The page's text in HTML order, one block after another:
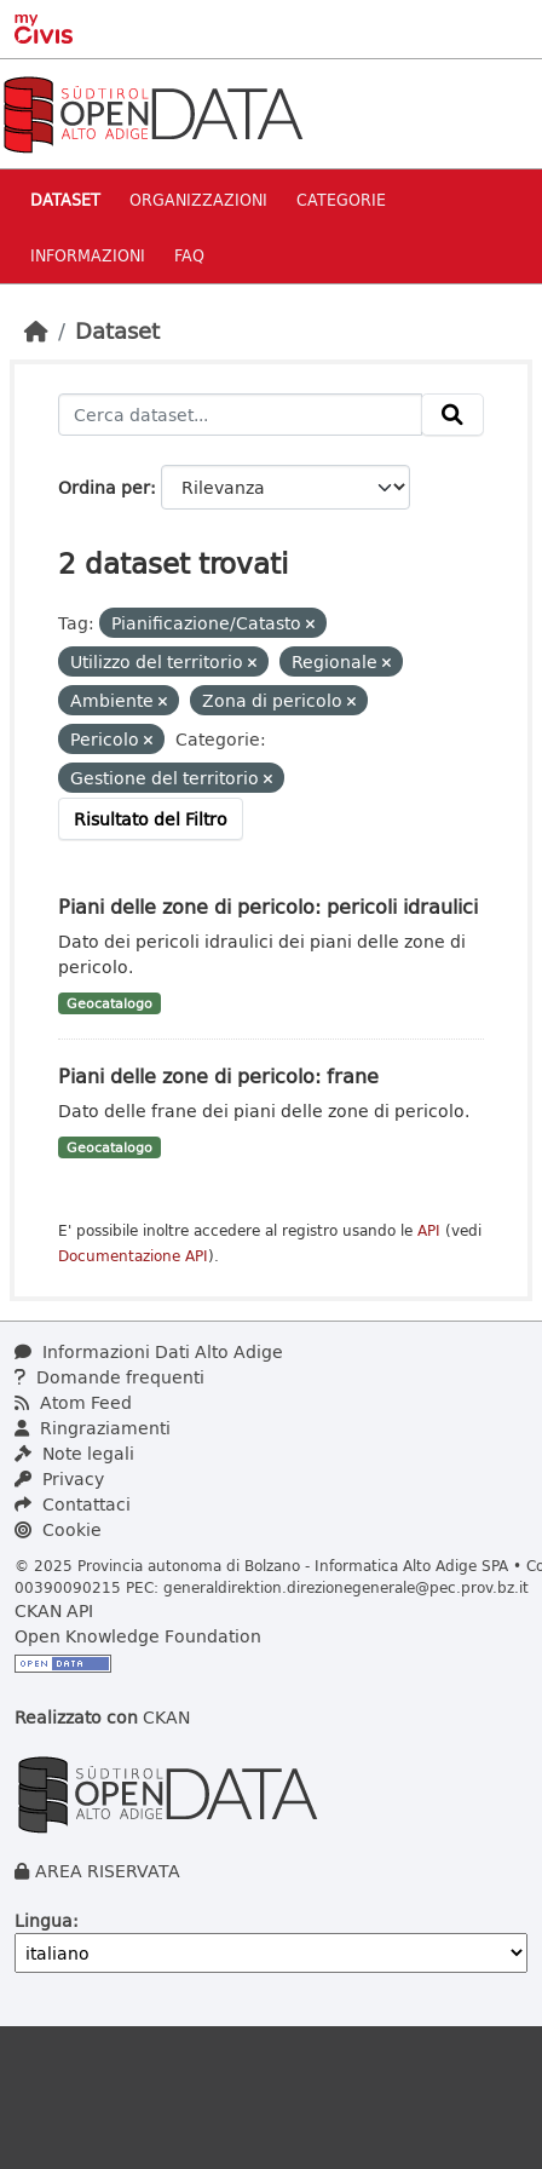
Skip to main content
DATASET ORGANIZZAZIONI CATEGORIE
INFORMAZIONI FAQ
Dataset
Ordina per
2 dataset trovati
Tag:
Pianificazione/Catasto
Utilizzo del territorio
Regionale
Ambiente
Zona di pericolo
Pericolo
Categorie:
Gestione del territorio
Risultato del Filtro
Piani delle zone di pericolo: pericoli idraulici
Dato dei pericoli idraulici dei piani delle zone di
pericolo.
Geocatalogo
Piani delle zone di pericolo: frane
Dato delle frane dei piani delle zone di pericolo.
Geocatalogo
E' possibile inoltre accedere al registro usando le API (vedi
Documentazione API).
Informazioni Dati Alto Adige
Domande frequenti
Atom Feed
Ringraziamenti
Note legali
Privacy
Contattaci
Cookie
© 2025 Provincia autonoma di Bolzano - Informatica Alto Adige SPA •
00390090215 PEC: generaldirektion.direzionegenerale@pec.prov.bz.it
CKAN API
Open Knowledge Foundation
Realizzato conCKAN
AREA RISERVATA
Lingua